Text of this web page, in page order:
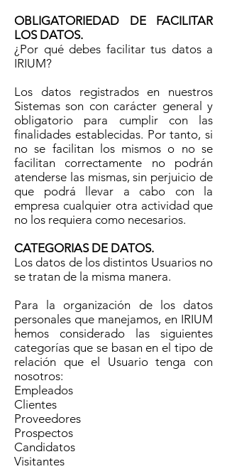
OBLIGATORIEDAD DE FACILITAR
LOS DATOS.
¿Por qué debes facilitar tus datos a
IRIUM?
Los datos registrados en nuestros
Sistemas son con carácter general y
obligatorio para cumplir con las
finalidades establecidas. Por tanto, si
no se facilitan los mismos o no se
facilitan correctamente no podrán
atenderse las mismas, sin perjuicio de
que podrá llevar a cabo con la
empresa cualquier otra actividad que
no los requiera como necesarios.
CATEGORIAS DE DATOS.
Los datos de los distintos Usuarios no
se tratan de la misma manera.
Para la organización de los datos
personales que manejamos, en IRIUM
hemos considerado las siguientes
categorías que se basan en el tipo de
relación que el Usuario tenga con
nosotros:
Empleados
Clientes
Proveedores
Prospectos
Candidatos
Visitantes